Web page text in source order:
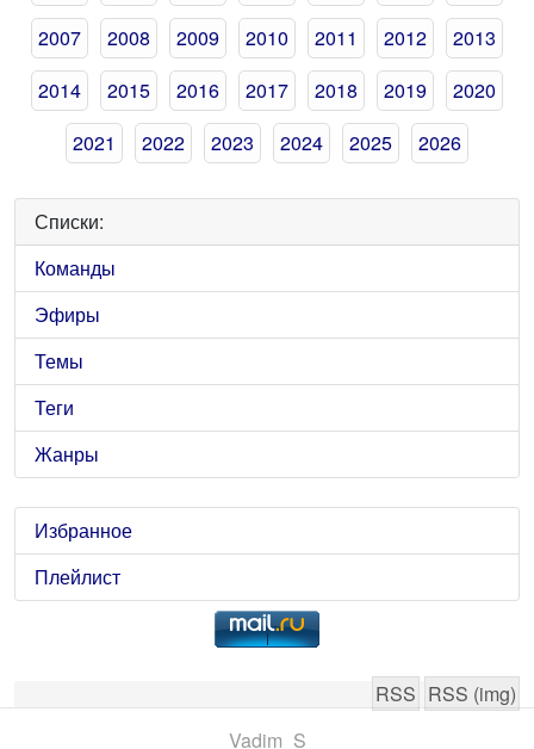
2007
2008 2009 2010 2011 2012
2013
2014
2015 2016 2017 2018 2019
2020
2021
2022 2023 2024 2025 2026
Списки:
Команды
Эфиры
Темы
Теги
Жанры
Избранное
Плейлист
RSS RSS (img)
Vadim_S